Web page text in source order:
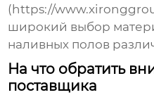
(https://
широкий выбор
наливных полов
На что обратить
поставщика